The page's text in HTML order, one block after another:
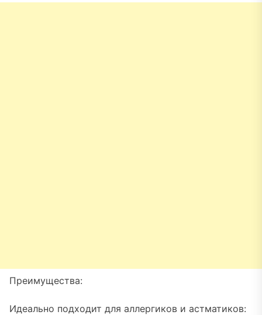
Преимущества:
Идеально подходит для аллергиков и астматиков: